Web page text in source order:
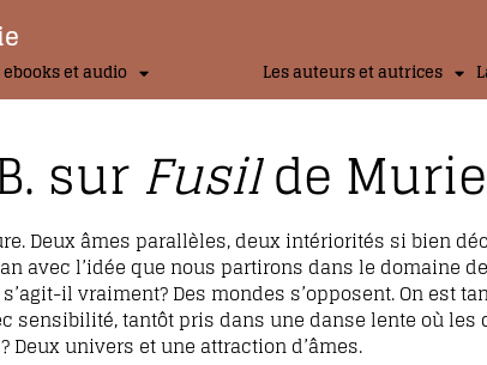
ebooks et audio Les auteurs et autrices
surFusilde
Deux âmes parallèles, deux intériorités si bien
avec l’idée que nous partirons dans le domaine
il vraiment? Des mondes s’opposent. On est
sensibilité, tantôt pris dans une danse lente où les
Deux univers et une attraction d’âmes.